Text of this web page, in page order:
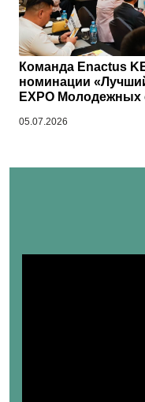
Команда Enactus
номинации
EXPO Молодежных
05.07.2026